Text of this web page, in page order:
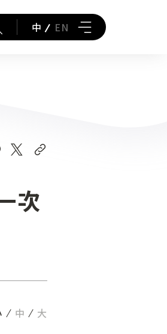
中 EN
次
中 大